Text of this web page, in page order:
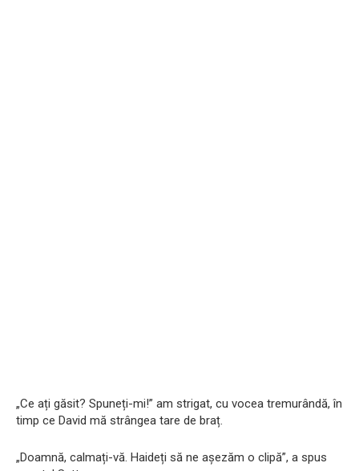
„Ce ați găsit? Spuneți-mi!” am strigat, cu vocea tremurândă, în
timp ce David mă strângea tare de braț.
„Doamnă, calmați-vă. Haideți să ne așezăm o clipă”, a spus